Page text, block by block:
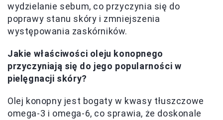
wydzielanie sebum, co przyczynia się do
poprawy stanu skóry i zmniejszenia
występowania zaskórników.
Jakie właściwości oleju konopnego
przyczyniają się do jego popularności w
pielęgnacji skóry?
Olej konopny jest bogaty w kwasy tłuszczowe
omega-3 i omega-6, co sprawia, że doskonale